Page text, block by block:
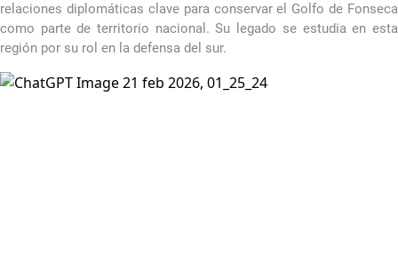
relaciones diplomáticas clave para conservar el Golfo de Fonseca
como parte de territorio nacional. Su legado se estudia en esta
región por su rol en la defensa del sur.